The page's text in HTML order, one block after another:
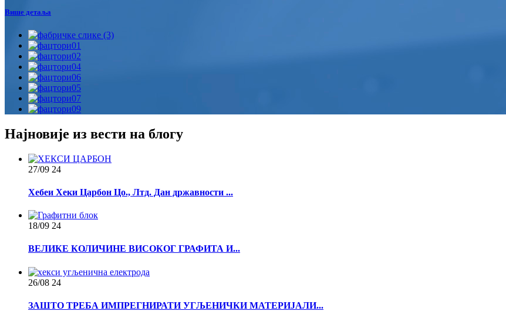
Више детаља
Најновије из вести на блогу
27/09 24
Хебеи Хеки Царбон Цо., Лтд. Дан државности ...
18/09 24
ВЕЛИКЕ КОЛИЧИНЕ ВИСОКОГ ГРАФИТА И...
26/08 24
ЗАШТО ТРЕБА ИМПРЕГНИРАТИ УГЉЕНИЧКИ МАТЕРИЈАЛИ...